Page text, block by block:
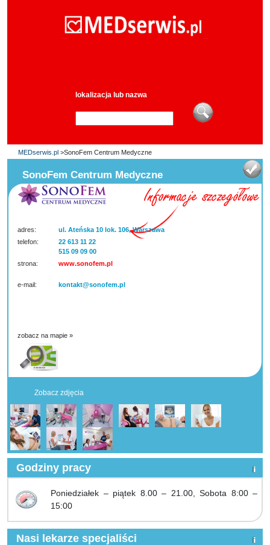
lokalizacja lub nazwa
MEDserwis.pl >SonoFem Centrum Medyczne
SonoFem Centrum Medyczne
adres:
ul. Ateńska 10 lok. 106, Warszawa
telefon:
22 613 11 22
515 09 09 00
strona:
www.sonofem.pl
e-mail: kontakt@sonofem.pl
zobacz na mapie »
Zobacz zdjęcia
Godziny pracy
Poniedziałek – piątek 8.00 – 21.00, Sobota 8:00 –
15:00
Nasi lekarze specjaliści